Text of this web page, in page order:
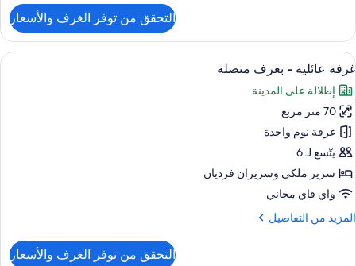
جناح
تنفيذي
-
سرير
ملكي
تجهيزات
لذوي
الاحتياجات
الخاصة
التحقق من توفر الغرف والأسعار
استعراض
جميع
صور
غرفة
عائلية
-
بغرف
متصلة
أغطية فراش متميزة وأسرّة تيمبور بديك
12
غرفة عائلية - بغرف متصلة
إطلالة على المدينة
70 متر مربع
غرفة نوم واحدة
يتّسع لـ 6
سرير ملكي‫‬ وسريران فرديان
واي فاي مجاني
المزيد من التفاصيل
المزيد
التحقق من توفر الغرف والأسعار